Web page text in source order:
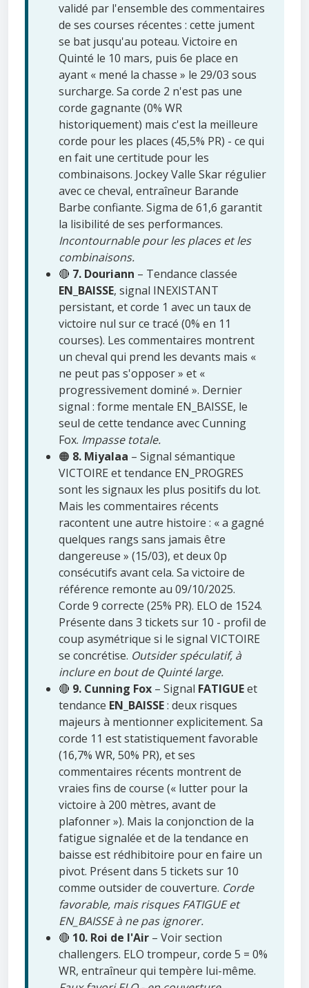
validé par l'ensemble des commentaires
de ses courses récentes : cette jument
se bat jusqu'au poteau. Victoire en
Quinté le 10 mars, puis 6e place en
ayant « mené la chasse » le 29/03 sous
surcharge. Sa corde 2 n'est pas une
corde gagnante (0% WR
historiquement) mais c'est la meilleure
corde pour les places (45,5% PR) - ce qui
en fait une certitude pour les
combinaisons. Jockey Valle Skar régulier
avec ce cheval, entraîneur Barande
Barbe confiante. Sigma de 61,6 garantit
la lisibilité de ses performances.
Incontournable pour les places et les
combinaisons.
🔴 7. Douriann – Tendance classée
EN_BAISSE, signal INEXISTANT
persistant, et corde 1 avec un taux de
victoire nul sur ce tracé (0% en 11
courses). Les commentaires montrent
un cheval qui prend les devants mais «
ne peut pas s'opposer » et «
progressivement dominé ». Dernier
signal : forme mentale EN_BAISSE, le
seul de cette tendance avec Cunning
Fox. Impasse totale.
🟠 8. Miyalaa – Signal sémantique
VICTOIRE et tendance EN_PROGRES
sont les signaux les plus positifs du lot.
Mais les commentaires récents
racontent une autre histoire : « a gagné
quelques rangs sans jamais être
dangereuse » (15/03), et deux 0p
consécutifs avant cela. Sa victoire de
référence remonte au 09/10/2025.
Corde 9 correcte (25% PR). ELO de 1524.
Présente dans 3 tickets sur 10 - profil de
coup asymétrique si le signal VICTOIRE
se concrétise. Outsider spéculatif, à
inclure en bout de Quinté large.
🔴 9. Cunning Fox – Signal FATIGUEet
tendance EN_BAISSE: deux risques
majeurs à mentionner explicitement. Sa
corde 11 est statistiquement favorable
(16,7% WR, 50% PR), et ses
commentaires récents montrent de
vraies fins de course (« lutter pour la
victoire à 200 mètres, avant de
plafonner »). Mais la conjonction de la
fatigue signalée et de la tendance en
baisse est rédhibitoire pour en faire un
pivot. Présent dans 5 tickets sur 10
comme outsider de couverture. Corde
favorable, mais risques FATIGUE et
EN_BAISSE à ne pas ignorer.
🔴 10. Roi de l'Air – Voir section
challengers. ELO trompeur, corde 5 = 0%
WR, entraîneur qui tempère lui-même.